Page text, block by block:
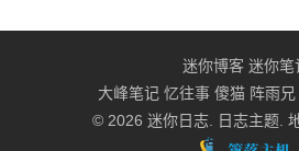
迷你博客 迷你笔
大峰笔记 忆往事 傻猫 阵雨兄
© 2026 迷你日志. 日志主题.